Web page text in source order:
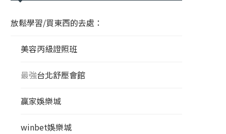
放鬆學習/買東西的去處：
美容丙級證照班
最強台北舒壓會館
贏家娛樂城
winbet娛樂城